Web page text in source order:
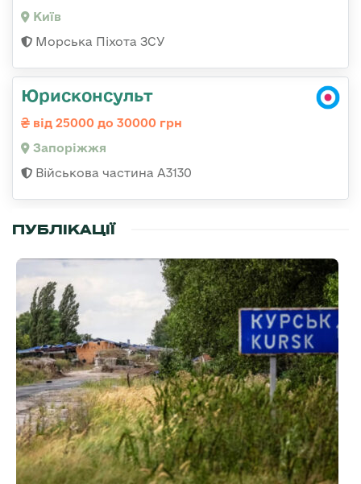
Київ
Морська Піхота ЗСУ
Юрисконсульт
від 25000 до 30000 грн
Запоріжжя
Військова частина А3130
ПУБЛІКАЦІЇ